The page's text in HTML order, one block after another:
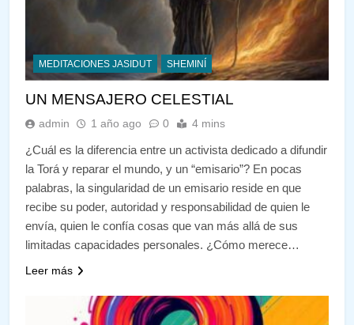
MEDITACIONES JASIDUT SHEMINÍ
UN MENSAJERO CELESTIAL
admin 1 año ago 0 4 mins
¿Cuál es la diferencia entre un activista dedicado a difundir
la Torá y reparar el mundo, y un “emisario”? En pocas
palabras, la singularidad de un emisario reside en que
recibe su poder, autoridad y responsabilidad de quien le
envía, quien le confía cosas que van más allá de sus
limitadas capacidades personales. ¿Cómo merece…
Leer más